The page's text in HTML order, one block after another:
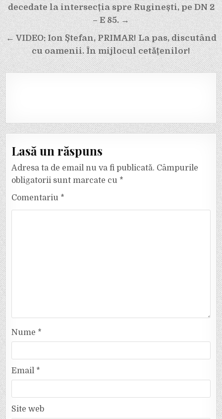
în
articole
decedate la intersecția spre Ruginești, pe DN 2
– E 85. →
← VIDEO: Ion Ștefan, PRIMAR! La pas, discutând
cu oamenii. În mijlocul cetățenilor!
Lasă un răspuns
Adresa ta de email nu va fi publicată. Câmpurile
obligatorii sunt marcate cu *
Comentariu *
Nume *
Email *
Site web